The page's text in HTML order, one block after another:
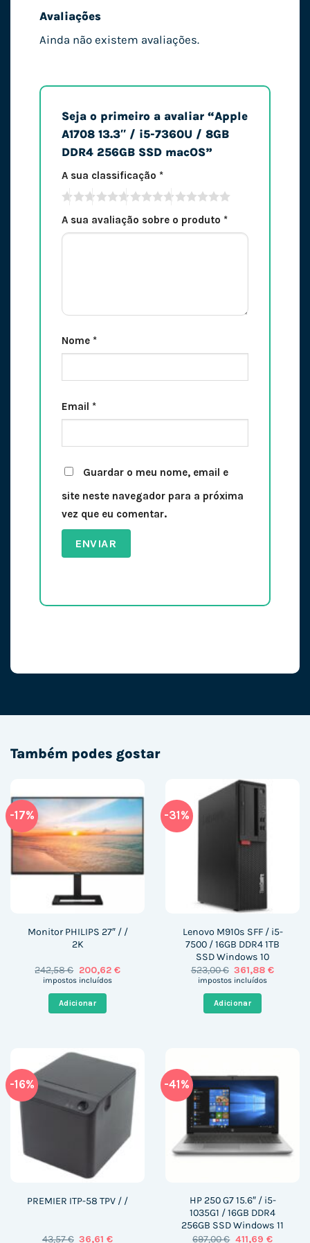
Avaliações
Ainda não existem avaliações.
Seja o primeiro a avaliar “Apple
A1708 13.3″ / i5-7360U / 8GB
DDR4 256GB SSD macOS”
A sua classificação *
A sua avaliação sobre o produto *
Nome *
Email *
Guardar o meu nome, email e
site neste navegador para a próxima
vez que eu comentar.
Também podes gostar
-17%
Monitor PHILIPS 27″ / /
2K
242,58€ O
preço
242,58 €.
200,62 €O
impostos incluídos
Adicionar
-31%
Lenovo M910s SFF / i5-
7500 / 16GB DDR4 1TB
SSD Windows 10
523,00€ O
preço
523,00 €.
361,88€O
impostos incluídos
Adicionar
-16%
PREMIER ITP-58 TPV / /
43,57€ O
36,61€O
-41%
HP 250 G7 15.6″ / i5-
1035G1 / 16GB DDR4
256GB SSD Windows 11
697,00€ O
411,69 €O